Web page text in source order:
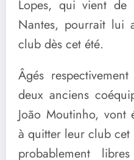
Lopes, qui vient
Nantes, pourrait lui
club dès cet été.
Âgés
deux anciens
João Moutinho, vont
à quitter leur club cet
probablement